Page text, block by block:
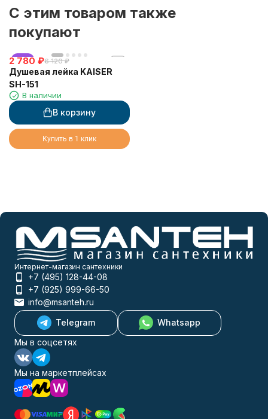
C этим товаром также
покупают
хит
2 780 ₽6 120 ₽
Душевая лейка KAISER
SH-151
В наличии
В корзину
Купить в 1 клик
Интернет-магазин сантехники
+7 (495) 128-44-08
+7 (925) 999-66-50
info@msanteh.ru
Telegram
Whatsapp
Мы в соцсетях
Мы на маркетплейсах